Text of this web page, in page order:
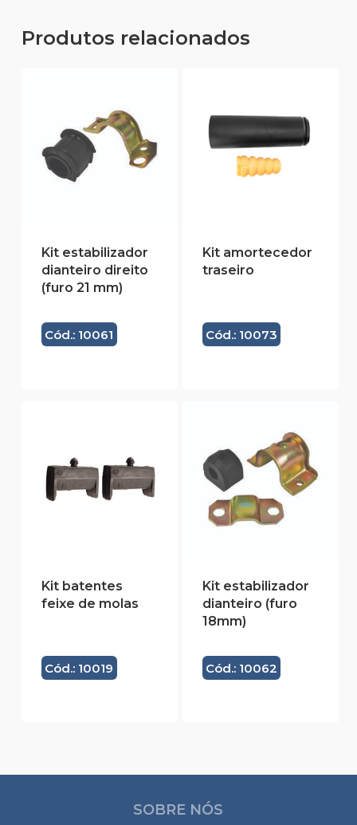
Produtos relacionados
Kit estabilizador
dianteiro direito
(furo 21 mm)
Cód.: 10061
Kit amortecedor
traseiro
Cód.: 10073
Kit batentes
feixe de molas
Cód.: 10019
Kit estabilizador
dianteiro (furo
18mm)
Cód.: 10062
SOBRE NÓS